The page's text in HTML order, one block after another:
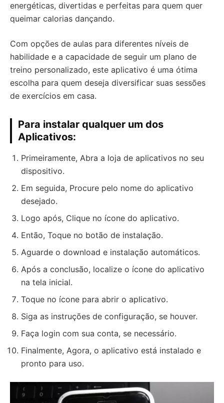
energéticas, divertidas e perfeitas para quem quer
queimar calorias dançando.
Com opções de aulas para diferentes níveis de
habilidade e a capacidade de seguir um plano de
treino personalizado, este aplicativo é uma ótima
escolha para quem deseja diversificar suas sessões
de exercícios em casa.
Para instalar qualquer um dos
Aplicativos:
Primeiramente, Abra a loja de aplicativos no seu
dispositivo.
Em seguida, Procure pelo nome do aplicativo
desejado.
Logo após, Clique no ícone do aplicativo.
Então, Toque no botão de instalação.
Aguarde o download e instalação automáticos.
Após a conclusão, localize o ícone do aplicativo
na tela inicial.
Toque no ícone para abrir o aplicativo.
Siga as instruções de configuração, se houver.
Faça login com sua conta, se necessário.
Finalmente, Agora, o aplicativo está instalado e
pronto para uso.